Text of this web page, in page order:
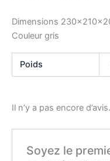
Dimensions
Couleur gris
Poids
Il n’y a pas encore d’avis.
Soyez le